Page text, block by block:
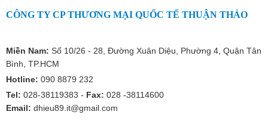
CÔNG TY CP THƯƠNG MẠI QUỐC TẾ THUẬN THẢO
Miền Nam: Số 10/26 - 28, Đường Xuân Diệu, Phường 4, Quận Tân
Bình, TP.HCM
Hotline: 090 8879 232
Tel: 028-38119383 - Fax: 028 -38114600
Email: dhieu89.it@gmail.com